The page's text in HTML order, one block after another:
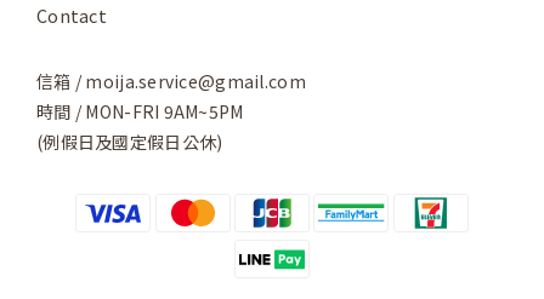
Contact
信箱 / moija.service@gmail.com
時間 / MON-FRI 9AM~5PM
(例假日及國定假日公休)